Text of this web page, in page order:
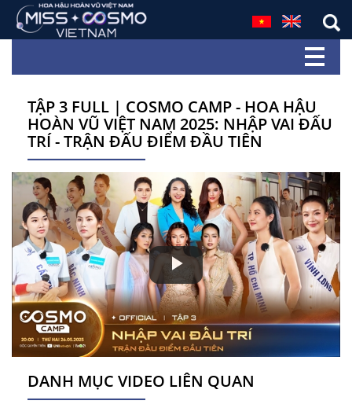
TẬP 3 FULL | COSMO CAMP - HOA HẬU
HOÀN VŨ VIỆT NAM 2025: NHẬP VAI ĐẤU
TRÍ - TRẬN ĐẤU ĐIỂM ĐẦU TIÊN
Play
Video
DANH MỤC VIDEO LIÊN QUAN